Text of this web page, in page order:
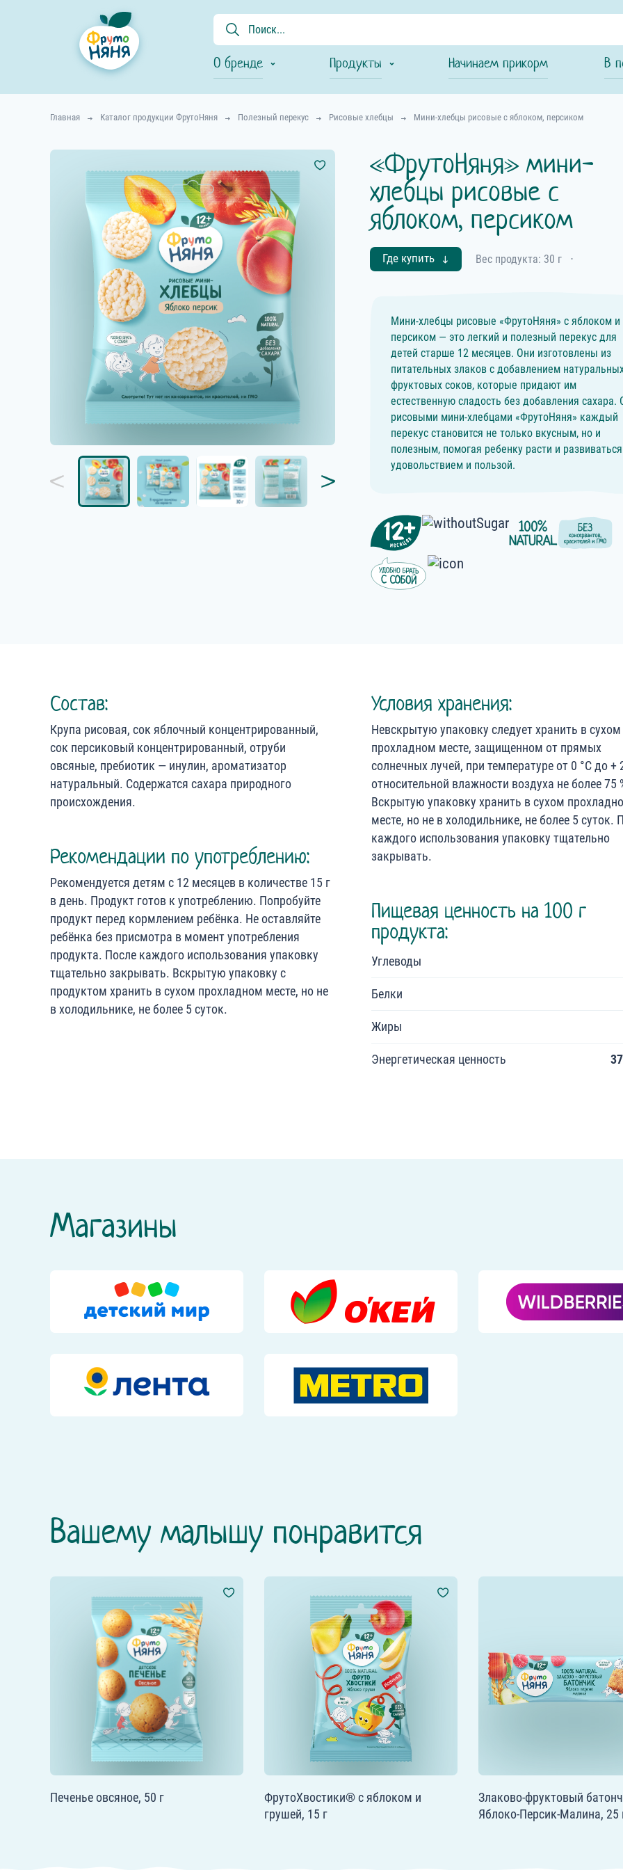
О бренде Продукты Начинаем прикорм В
Главная Каталог продукции ФрутоНяня Полезный перекус Рисовые хлебцы Мини-хлебцы рисовые с яблоком, персиком
«ФрутоНяня» мини-
хлебцы рисовые с
яблоком, персиком
Где купить Вес продукта: 30 г ⋅
Мини-хлебцы рисовые «ФрутоНяня» с яблоком и
персиком — это легкий и полезный перекус для
детей старше 12 месяцев. Они изготовлены из
питательных злаков с добавлением
фруктовых соков, которые придают им
естественную сладость без добавления сахара.
рисовыми мини-хлебцами «ФрутоНяня» каждый
перекус становится не только вкусным, но и
полезным, помогая ребенку расти и
удовольствием и пользой.
Состав:
Крупа рисовая, сок яблочный концентрированный,
сок персиковый концентрированный, отруби
овсяные, пребиотик — инулин, ароматизатор
натуральный. Содержатся сахара природного
происхождения.
Рекомендации по употреблению:
Рекомендуется детям с 12 месяцев в количестве 15 г
в день. Продукт готов к употреблению. Попробуйте
продукт перед кормлением ребёнка. Не оставляйте
ребёнка без присмотра в момент употребления
продукта. После каждого использования упаковку
тщательно закрывать. Вскрытую упаковку с
продуктом хранить в сухом прохладном месте, но не
в холодильнике, не более 5 суток.
Условия хранения:
Невскрытую упаковку следует хранить в сухом
прохладном месте, защищенном от прямых
солнечных лучей, при температуре от 0 °С до +
относительной влажности воздуха не более 75
Вскрытую упаковку хранить в сухом
месте, но не в холодильнике, не более 5 суток.
каждого использования упаковку тщательно
закрывать.
Пищевая ценность на 100 г
продукта:
Углеводы
Белки
Жиры
Энергетическая ценность
Магазины
Вашему малышу понравится
Печенье овсяное, 50 г
ФрутоХвостики® с яблоком и
грушей, 15 г
Злаково-фруктовый
Яблоко-Персик-Малина, 25